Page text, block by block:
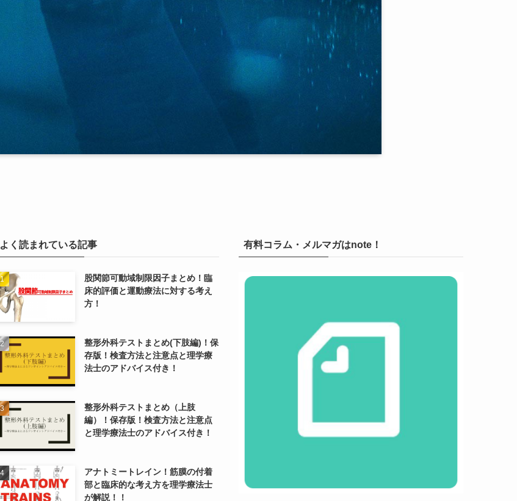
よく読まれている記事
股関節可動域制限因子まとめ！臨
床的評価と運動療法に対する考え
方！
整形外科テストまとめ(下肢編)！保
存版！検査方法と注意点と理学療
法士のアドバイス付き！
整形外科テストまとめ（上肢
編）！保存版！検査方法と注意点
と理学療法士のアドバイス付き！
アナトミートレイン！筋膜の付着
部と臨床的な考え方を理学療法士
が解説！！
有料コラム・メルマガはnote！